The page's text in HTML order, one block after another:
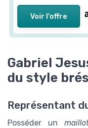
Voir l'offre
Gabriel
du style
Représentant
Posséder un